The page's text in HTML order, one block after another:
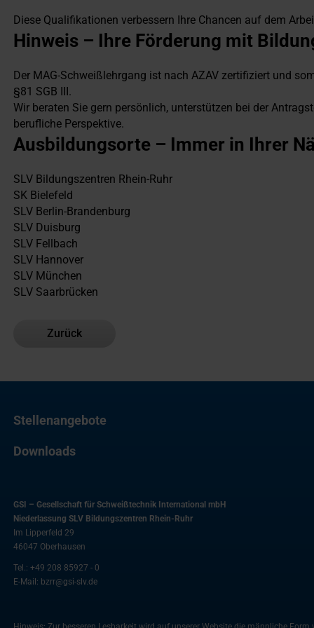
Diese Qualifikationen verbessern Ihre Chancen auf dem
Hinweis – Ihre Förderung mit
Der MAG-Schweißlehrgang ist nach AZAV zertifiziert und
§81 SGB III.
Wir beraten Sie gern persönlich, unterstützen bei der
berufliche Perspektive.
Ausbildungsorte – Immer in Ihrer
SLV Bildungszentren Rhein-Ruhr
SK Bielefeld
SLV Berlin-Brandenburg
SLV Duisburg
SLV Fellbach
SLV Hannover
SLV München
SLV Saarbrücken
Zurück
Stellenangebote
Downloads
GSI – Gesellschaft für Schweißtechnik International mbH
Niederlassung SLV Bildungszentren Rhein-Ruhr
Im Lipperfeld 29
46047 Oberhausen
Tel.: +49 208 85927 - 0
E-Mail: bzrr@gsi-slv.de